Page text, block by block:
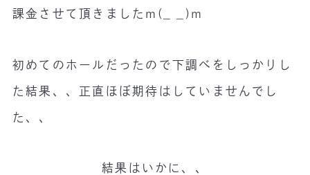
課金させて頂きましたm(_ _)m
初めてのホールだったので下調べをしっかりし
た結果、、正直ほぼ期待はしていませんでし
た、、
結果はいかに、、